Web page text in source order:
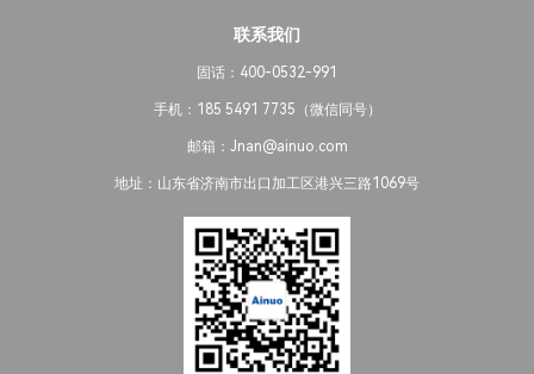
联系我们
固话：400-0532-991
手机：185 5491 7735（微信同号）
邮箱：Jnan@ainuo.com
地址：山东省济南市出口加工区港兴三路1069号